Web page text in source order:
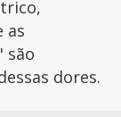
as
são
dores.